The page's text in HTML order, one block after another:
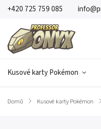
+420 725 759 085
Kusové karty Pokémon
Domů / Kusové karty Pokémon /